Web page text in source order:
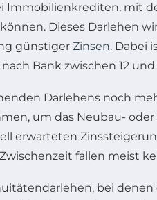
mit
Dieses Darlehen
günstiger Zinsen. Dabei
Bank zwischen 12
Darlehens noch
um das Neubau-
erwarteten
fallen meist
bei